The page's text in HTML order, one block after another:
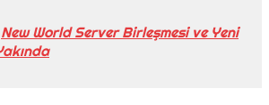
New World Server Birleşmesi ve Yeni